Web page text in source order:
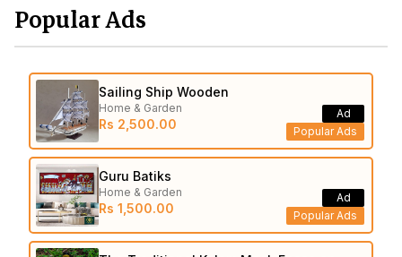
Popular Ads
Sailing Ship Wooden
Home & Garden
Rs 2,500.00 Popular Ads
Ad
Guru Batiks
Home & Garden
Rs 1,500.00 Popular Ads
Ad